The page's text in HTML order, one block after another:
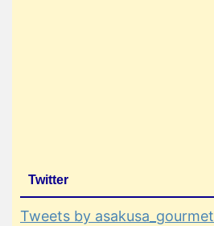
Twitter
Tweets by asakusa_gourmet